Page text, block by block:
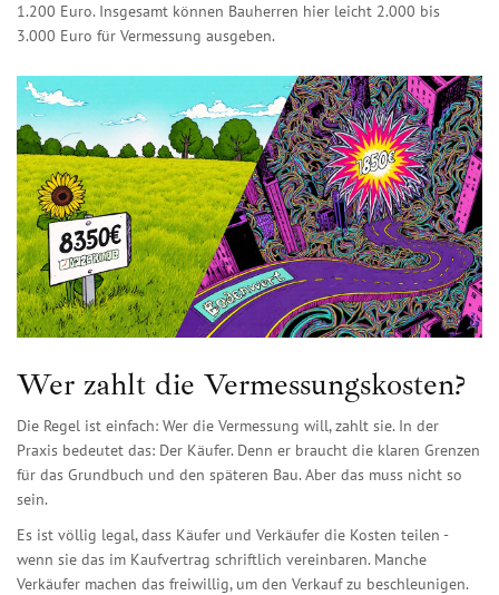
1.200 Euro. Insgesamt können Bauherren hier leicht 2.000 bis
3.000 Euro für Vermessung ausgeben.
Wer zahlt die Vermessungskosten?
Die Regel ist einfach: Wer die Vermessung will, zahlt sie. In der
Praxis bedeutet das: Der Käufer. Denn er braucht die klaren Grenzen
für das Grundbuch und den späteren Bau. Aber das muss nicht so
sein.
Es ist völlig legal, dass Käufer und Verkäufer die Kosten teilen -
wenn sie das im Kaufvertrag schriftlich vereinbaren. Manche
Verkäufer machen das freiwillig, um den Verkauf zu beschleunigen.